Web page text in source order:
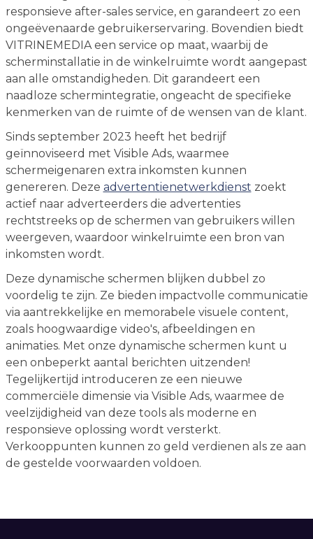
responsieve after-sales service, en garandeert zo een
ongeëvenaarde gebruikerservaring. Bovendien biedt
VITRINEMEDIA een service op maat, waarbij de
scherminstallatie in de winkelruimte wordt aangepast
aan alle omstandigheden. Dit garandeert een
naadloze schermintegratie, ongeacht de specifieke
kenmerken van de ruimte of de wensen van de klant.
Sinds september 2023 heeft het bedrijf
geïnnoviseerd met Visible Ads, waarmee
schermeigenaren extra inkomsten kunnen
genereren. Deze advertentienetwerkdienst zoekt
actief naar adverteerders die advertenties
rechtstreeks op de schermen van gebruikers willen
weergeven, waardoor winkelruimte een bron van
inkomsten wordt.
Deze dynamische schermen blijken dubbel zo
voordelig te zijn. Ze bieden impactvolle communicatie
via aantrekkelijke en memorabele visuele content,
zoals hoogwaardige video's, afbeeldingen en
animaties. Met onze dynamische schermen kunt u
een onbeperkt aantal berichten uitzenden!
Tegelijkertijd introduceren ze een nieuwe
commerciële dimensie via Visible Ads, waarmee de
veelzijdigheid van deze tools als moderne en
responsieve oplossing wordt versterkt.
Verkooppunten kunnen zo geld verdienen als ze aan
de gestelde voorwaarden voldoen.